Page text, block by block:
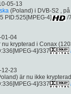
05-13
(Poland) i DVB-S2 ,
PID:525[MPEG-4]
/
01-04
nu krypterad i Conax
4]/337
12-23
är nu ikke
4]/337